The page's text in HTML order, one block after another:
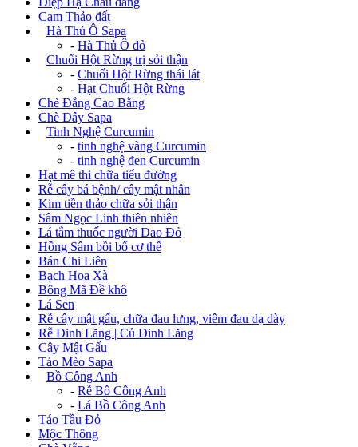
Cam Thảo đất
Hà Thủ Ô Sapa
- Hà Thủ Ô đỏ
Chuối Hột Rừng trị sỏi thận
- Chuối Hột Rừng thái lát
- Hạt Chuối Hột Rừng
Chè Đắng Cao Bằng
Chè Dây Sapa
Tinh Nghệ Curcumin
- tinh nghệ vàng Curcumin
- tinh nghệ đen Curcumin
Hạt mê thi chữa tiểu đường
Rễ cây bá bệnh/ cây mật nhân
Kim tiền thảo chữa sỏi thận
Sâm Ngọc Linh thiên nhiên
Lá tắm thuốc người Dao Đỏ
Hồng Sâm bồi bổ cơ thể
Bán Chi Liên
Bạch Hoa Xà
Bông Mã Đề khô
Lá Sen
Rễ cây mật gấu, chữa đau lưng, viêm đau dạ dày
Rễ Đinh Lăng | Củ Đinh Lăng
Cây Mật Gấu
Táo Mèo Sapa
Bồ Công Anh
- Rễ Bồ Công Anh
- Lá Bồ Công Anh
Táo Tầu Đỏ
Mộc Thông